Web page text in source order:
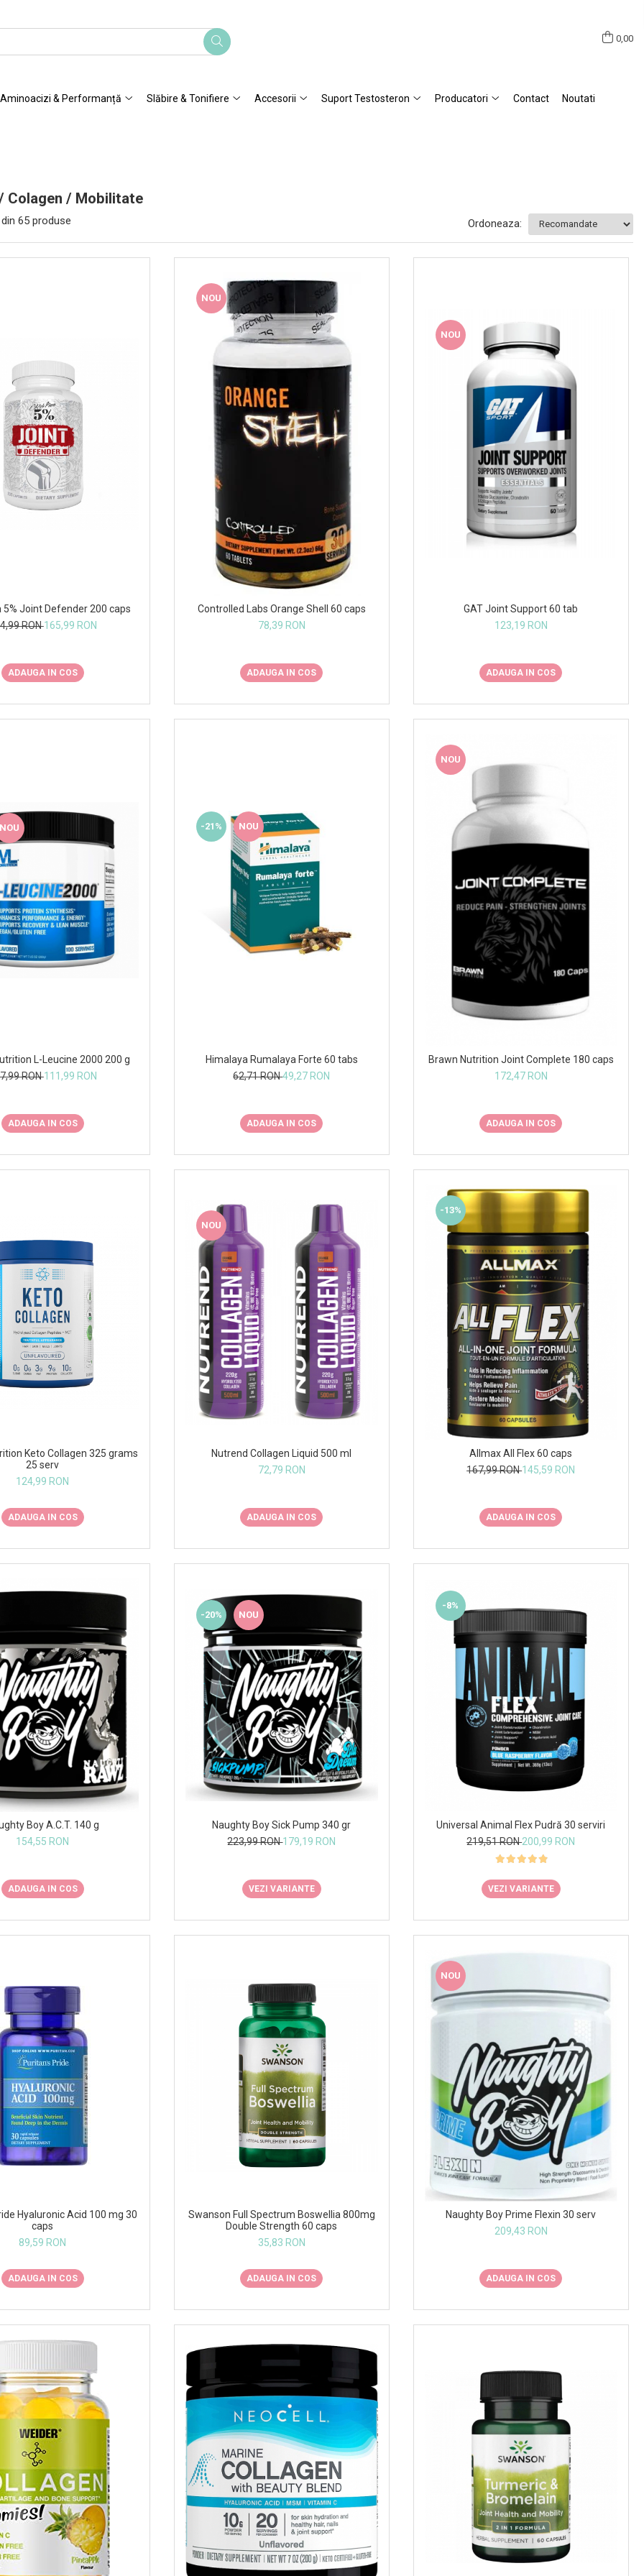
0,00
Aminoacizi & Performanță Slăbire & Tonifiere Accesorii Suport Testosteron Producatori Contact Noutati
Colagen / Mobilitate
65 produse Ordoneaza:
5% Joint Defender 200 caps
RON165,99 RON
ADAUGA IN COS
NOU
Controlled Labs Orange Shell 60 caps
78,39 RON
ADAUGA IN COS
NOU
GAT Joint Support 60 tab
123,19 RON
ADAUGA IN COS
NOU
L-Leucine 2000 200 g
RON111,99 RON
ADAUGA IN COS
-21% NOU
Himalaya Rumalaya Forte 60 tabs
62,71 RON49,27 RON
ADAUGA IN COS
NOU
Brawn Nutrition Joint Complete 180 caps
172,47 RON
ADAUGA IN COS
Keto Collagen 325 grams
25 serv
124,99 RON
ADAUGA IN COS
NOU
Nutrend Collagen Liquid 500 ml
72,79 RON
ADAUGA IN COS
-13%
Allmax All Flex 60 caps
167,99 RON145,59 RON
ADAUGA IN COS
Boy A.C.T. 140 g
154,55 RON
ADAUGA IN COS
-20% NOU
Naughty Boy Sick Pump 340 gr
223,99 RON179,19 RON
VEZI VARIANTE
-8%
Universal Animal Flex Pudră 30 serviri
219,51 RON200,99 RON
VEZI VARIANTE
Hyaluronic Acid 100 mg 30
caps
89,59 RON
ADAUGA IN COS
Swanson Full Spectrum Boswellia 800mg
Double Strength 60 caps
35,83 RON
ADAUGA IN COS
NOU
Naughty Boy Prime Flexin 30 serv
209,43 RON
ADAUGA IN COS